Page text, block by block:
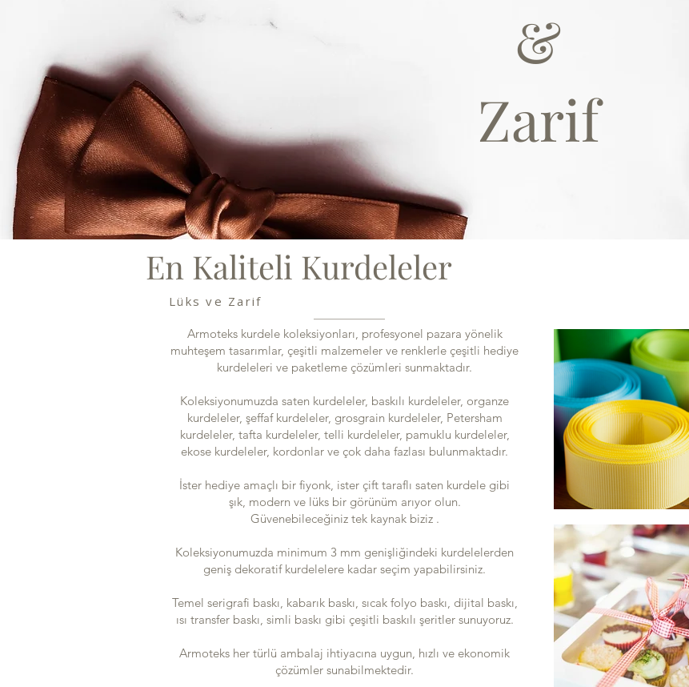
&
Zarif
En Kaliteli Kurdeleler
Lüks ve Zarif
Armoteks kurdele koleksiyonları, profesyonel pazara yönelik
muhteşem tasarımlar, çeşitli malzemeler ve renklerle çeşitli hediye
kurdeleleri ve paketleme çözümleri sunmaktadır.
Koleksiyonumuzda saten kurdeleler, baskılı kurdeleler, organze
kurdeleler, şeffaf kurdeleler, grosgrain kurdeleler, Petersham
kurdeleler, tafta kurdeleler, telli kurdeleler, pamuklu kurdeleler,
ekose kurdeleler, kordonlar ve çok daha fazlası bulunmaktadır.
İster hediye amaçlı bir fiyonk, ister çift taraflı saten kurdele gibi
şık, modern ve lüks bir görünüm arıyor olun.
Güvenebileceğiniz tek kaynak biziz .
Koleksiyonumuzda minimum 3 mm genişliğindeki kurdelelerden
geniş dekoratif kurdelelere kadar seçim yapabilirsiniz.
Temel serigrafi baskı, kabarık baskı, sıcak folyo baskı, dijital baskı,
ısı transfer baskı, simli baskı gibi çeşitli baskılı şeritler sunuyoruz.
Armoteks her türlü ambalaj ihtiyacına uygun, hızlı ve ekonomik
çözümler sunabilmektedir.